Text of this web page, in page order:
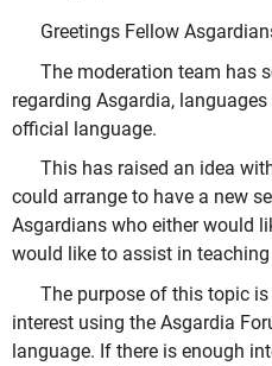
Greetings Fellow
The moderation team has
regarding Asgardia,
official language.
This has raised an idea
could arrange to have a new
Asgardians who either would
would like to assist in
The purpose of this topic
interest using the Asgardia
language. If there is enough